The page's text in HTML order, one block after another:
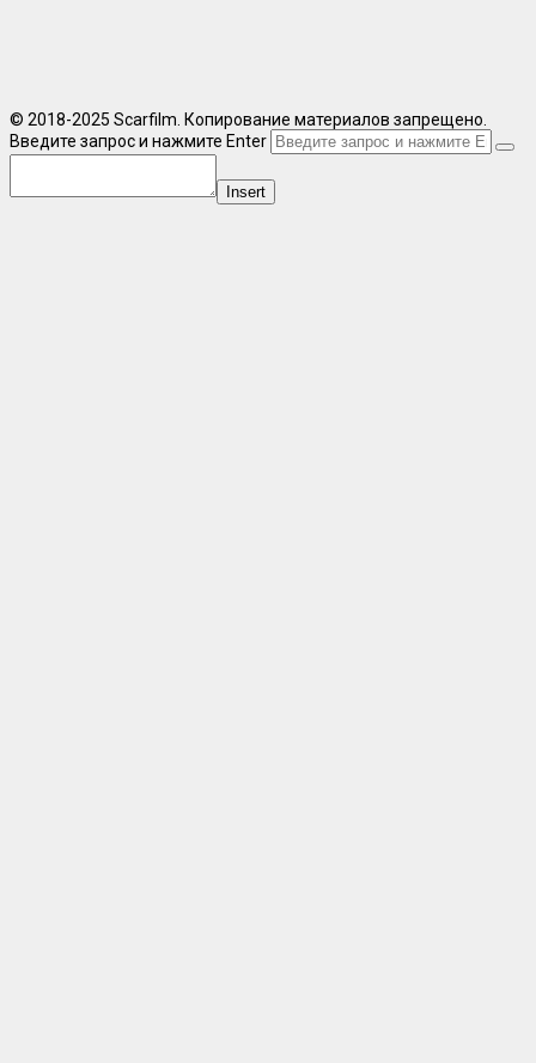
© 2018-2025 Scarfilm. Копирование материалов запрещено.
Введите запрос и нажмите Enter
Insert